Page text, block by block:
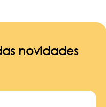
novidades